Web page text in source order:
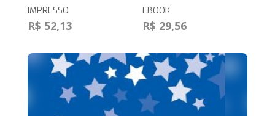
IMPRESSO
R$ 52,13
EBOOK
R$ 29,56